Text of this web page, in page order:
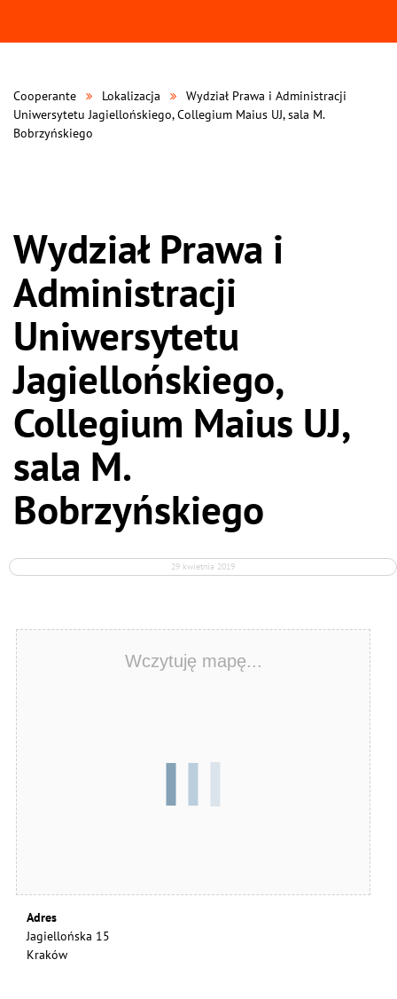
Cooperante Lokalizacja
Wydział Prawa i Administracji
Uniwersytetu Jagiellońskiego, Collegium Maius UJ, sala M.
Bobrzyńskiego
Wydział Prawa i
Administracji
Uniwersytetu
Jagiellońskiego,
Collegium Maius UJ,
sala M.
Bobrzyńskiego
29 kwietnia 2019
Wczytuję mapę...
Adres
Jagiellońska 15
Kraków